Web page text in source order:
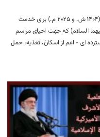
آستان مقدس علوی در موسم اربعین ۱۴۴۷ ق. (۱۴۰۴ ش. و ۲۰۲۵ م.) برای خدمت
السلام) که جهت احیای مراسم
ای - اعم از اسکانَ، تغذیه، حمل